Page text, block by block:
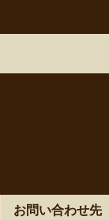
お問い合わせ先